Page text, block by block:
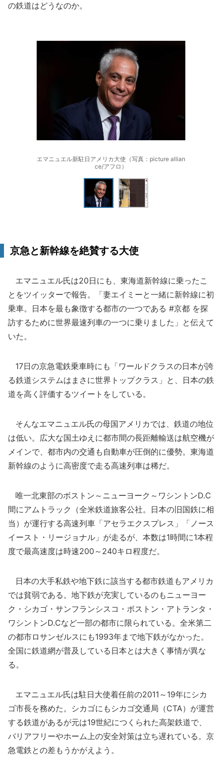
の鉄道はどうなのか。
エマニュエル新駐日アメリカ大使（写真：picture allian
ce/アフロ）
京急と新幹線を絶賛する大使
エマニュエル氏は20日にも、東海道新幹線に乗ったこ
とをツイッターで報告。「妻エイミーと一緒に新幹線に初
乗車。日本を最も象徴する都市の一つである #京都 を探
訪するために世界最速列車の一つに乗りました」と伝えて
いた。
17日の京急電鉄乗車時にも「ワールドクラスの日本が誇
る鉄道システムはまさに世界トップクラス」と、日本の鉄
道を高く評価するツイートをしている。
そんなエマニュエル氏の母国アメリカでは、鉄道の地位
は低い。広大な国土ゆえに都市間の長距離輸送は航空機が
メインで、都市内の交通も自動車が圧倒的に優勢。東海道
新幹線のように高密度で走る高速列車は稀だ。
唯一北東部のボストン～ニューヨーク～ワシントンD.C
間にアムトラック（全米鉄道旅客公社。日本の旧国鉄に相
当）が運行する高速列車「アセラエクスプレス」「ノース
イースト・リージョナル」が走るが、本数は1時間に1本程
度で最高速度は時速200～240キロ程度だ。
日本の大手私鉄や地下鉄に該当する都市鉄道もアメリカ
では貧弱である。地下鉄が充実しているのもニューヨー
ク・シカゴ・サンフランシスコ・ボストン・アトランタ・
ワシントンD.Cなど一部の都市に限られている。全米第二
の都市ロサンゼルスにも1993年まで地下鉄がなかった。
全国に鉄道網が普及している日本とは大きく事情が異な
る。
エマニュエル氏は駐日大使着任前の2011～19年にシカ
ゴ市長を務めた。シカゴにもシカゴ交通局（CTA）が運営
する鉄道があるが元は19世紀につくられた高架鉄道で、
バリアフリーやホーム上の安全対策は立ち遅れている。京
急電鉄との差もうかがえよう。